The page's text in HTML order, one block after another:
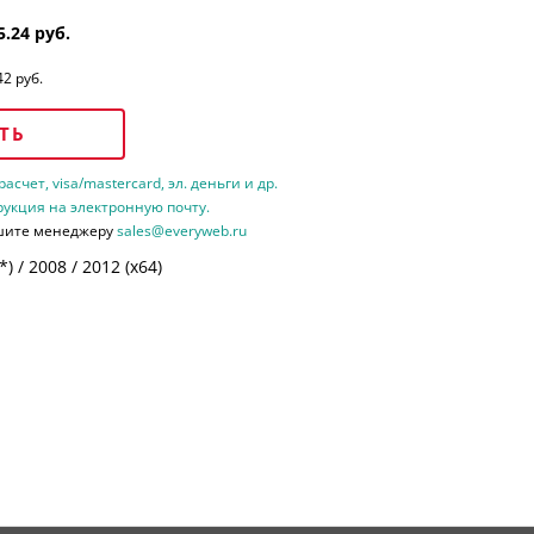
руб.
руб.
visa/mastercard, эл. деньги и др.
на электронную почту.
менеджеруsales@everyweb.ru
/ 2008 / 2012 (х64)